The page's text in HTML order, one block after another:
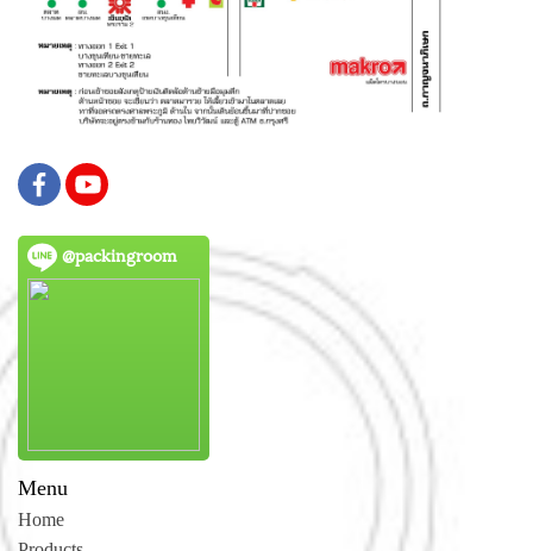
@packingroom
Menu
Home